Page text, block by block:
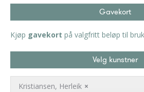
Gavekort
Kjøp gavekort på valgfritt beløp til
Velg kunstner
×
Kristiansen, Herleik